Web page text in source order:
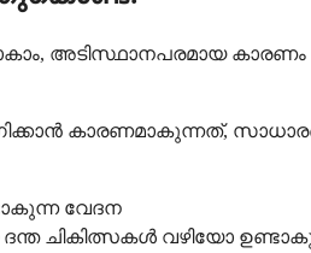
അടിസ്ഥാനപരമായ കാരണം
കാരണമാകുന്നത്,
വേദന
ചികിത്സകൾ വഴിയോ